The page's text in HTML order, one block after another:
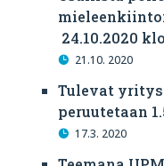
24.10.2020
21.10. 2020
Tulevat
peruutetaan
17.3. 2020